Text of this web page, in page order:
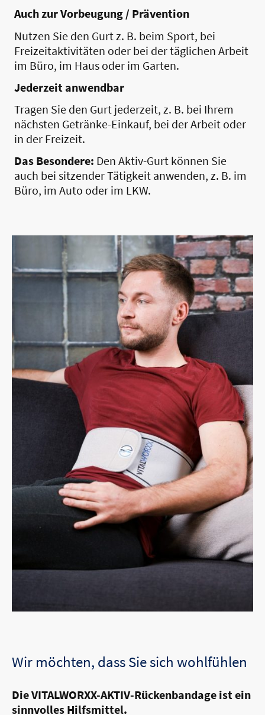
Auch zur Vorbeugung / Prävention
Nutzen Sie den Gurt z. B. beim Sport, bei
Freizeitaktivitäten oder bei der täglichen Arbeit
im Büro, im Haus oder im Garten.
Jederzeit anwendbar
Tragen Sie den Gurt jederzeit, z. B. bei Ihrem
nächsten Getränke-Einkauf, bei der Arbeit oder
in der Freizeit.
Das Besondere: Den Aktiv-Gurt können Sie
auch bei sitzender Tätigkeit anwenden, z. B. im
Büro, im Auto oder im LKW.
Wir möchten, dass Sie sich wohlfühlen
Die VITALWORXX-AKTIV-Rückenbandage ist ein
sinnvolles Hilfsmittel.